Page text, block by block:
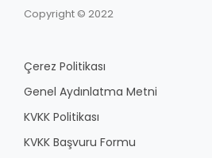
Copyright © 2022
Çerez Politikası
Genel Aydınlatma Metni
KVKK Politikası
KVKK Başvuru Formu